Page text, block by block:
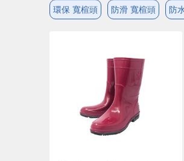
環保 寬楦頭 防滑 寬楦頭 防